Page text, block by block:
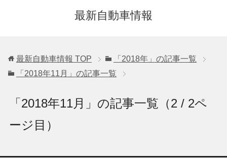
最新自動車情報
最新自動車情報 TOP
「2018年」の記事一覧
「2018年11月」の記事一覧
「2018年11月」の記事一覧（2 / 2ペ
ージ目）